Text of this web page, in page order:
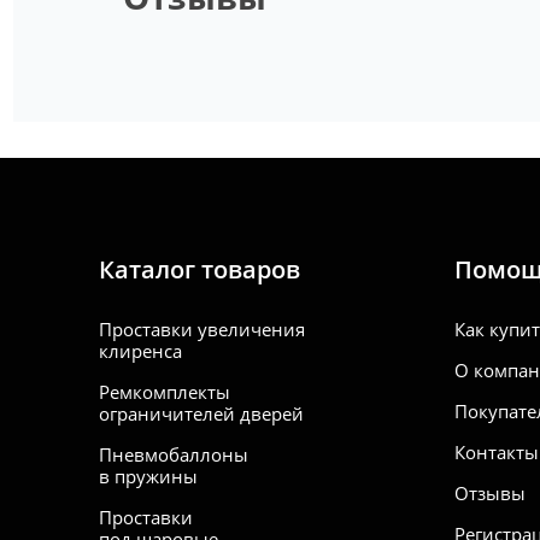
Каталог товаров
Проставки увеличения
клиренса
Ремкомплекты
ограничителей дверей
Пневмобаллоны
в пружины
Проставки
Как
О
Контакты
Отзывы